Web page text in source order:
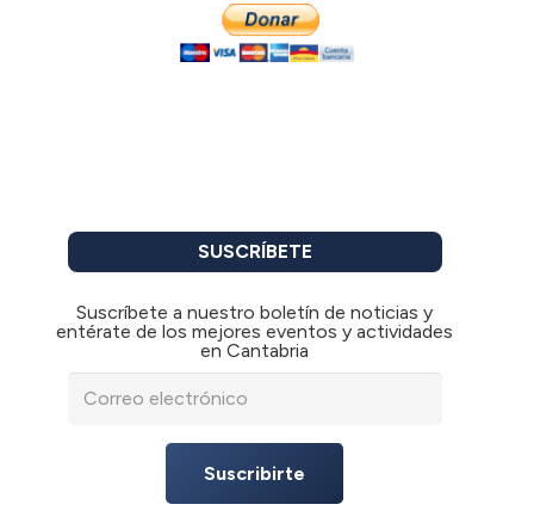
SUSCRÍBETE
Suscríbete a nuestro boletín de noticias y
entérate de los mejores eventos y actividades
en Cantabria
Suscribirte